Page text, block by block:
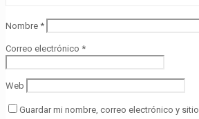
Nombre *
Correo electrónico *
Web
Guardar mi nombre, correo electrónico y sitio